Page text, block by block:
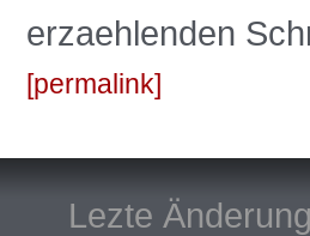
erzaehlenden
permalink
Lezte